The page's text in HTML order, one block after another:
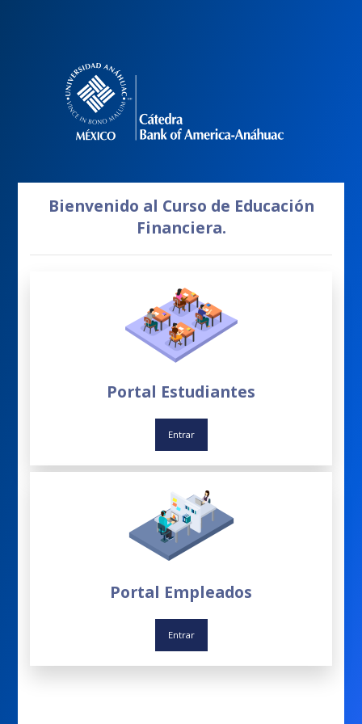
Bienvenido al Curso de Educación
Financiera.
Portal Estudiantes
Entrar
Portal Empleados
Entrar